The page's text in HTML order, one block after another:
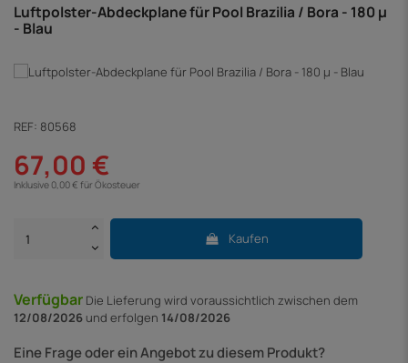
Luftpolster-Abdeckplane für Pool Brazilia / Bora - 180 µ
- Blau
REF: 80568
67,00 €
Inklusive 0,00 € für Ökosteuer
Kaufen
Verfügbar Die Lieferung wird voraussichtlich zwischen dem
12/08/2026 und erfolgen 14/08/2026
Eine Frage oder ein Angebot zu diesem Produkt?